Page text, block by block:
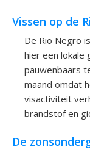
Vissen op de
De Rio Negro
hier een lokale
pauwenbaars
maand omdat
visactiviteit
brandstof en
De